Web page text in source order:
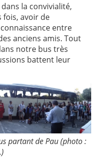
la convivialité,
avoir de
entre
anciens amis. Tout
notre bus très
battent leur
partant de Pau (photo :